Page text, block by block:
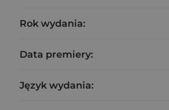
Rok wydania:
Data premiery:
Język wydania: